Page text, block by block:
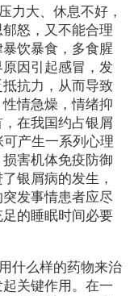
力大、休息不好，
怒，又不能合理
饮暴食，多食腥
因引起感冒，发
抗力，从而导致
情急燥，情绪抑
在我国约占银屑
产生一系列心理
害机体免疫防御
银屑病的发生，
发事情患者应尽
的睡眠时间必要
什么样的药物来治
关键作用。在一